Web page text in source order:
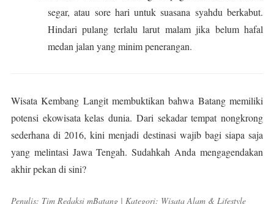
segar, atau sore hari untuk suasana syahdu berkabut.
Hindari pulang terlalu larut malam jika belum hafal
medan jalan yang minim penerangan.
Wisata Kembang Langit membuktikan bahwa Batang memiliki
potensi ekowisata kelas dunia. Dari sekadar tempat nongkrong
sederhana di 2016, kini menjadi destinasi wajib bagi siapa saja
yang melintasi Jawa Tengah. Sudahkah Anda mengagendakan
akhir pekan di sini?
Penulis: Tim Redaksi mBatang | Kategori: Wisata Alam & Lifestyle